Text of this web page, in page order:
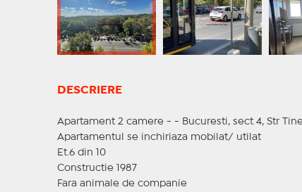
DESCRIERE
Apartament 2 camere - - Bucuresti, sect 4, Str
Apartamentul se inchiriaza mobilat/ utilat
Et.6 din 10
Constructie 1987
Fara animale de companie